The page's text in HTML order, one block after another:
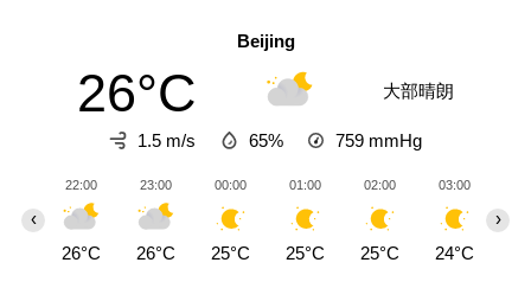
Beijing
26°C 大部晴朗
1.5 m/s 65% 759 mmHg
22:00
26°C
23:00
26°C
00:00
25°C
01:00
25°C
02:00
25°C
03:00
24°C
‹ ›